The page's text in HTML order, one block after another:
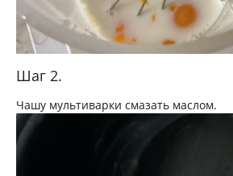
Шаг 2.
Чашу мультиварки смазать маслом.